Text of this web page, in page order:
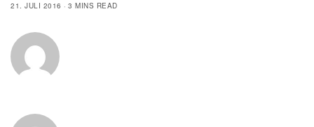
21. JULI 2016
3 MINS READ